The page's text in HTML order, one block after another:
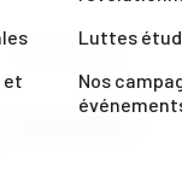
Partager